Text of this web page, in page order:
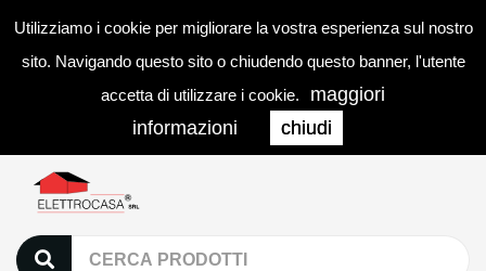
Utilizziamo i cookie per migliorare la vostra esperienza sul nostro
sito. Navigando questo sito o chiudendo questo banner, l'utente
accetta di utilizzare i cookie.
maggiori
informazioni
chiudi
0